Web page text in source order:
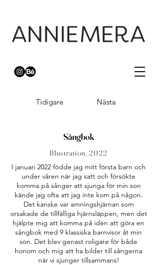
Tidigare Nästa
Sångbok
Illustration, 2022
I januari 2022 födde jag mitt första barn och
under våren när jag satt och försökte
komma på sånger att sjunga för min son
kände jag ofta att jag inte kom på någon.
Det kanske var amningshjärnan som
orsakade de tillfälliga hjärnsläppen, men det
hjälpte mig att komma på idén att göra en
sångbok med 9 klassiska barnvisor åt min
son. Det blev genast roligare för både
honom och mig att ha bilder till sångerna
när vi sjunger tillsammans!